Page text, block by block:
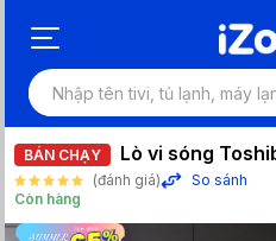
BÁN CHẠY Lò vi sóng
(đánh giá)
So sánh
Còn hàng